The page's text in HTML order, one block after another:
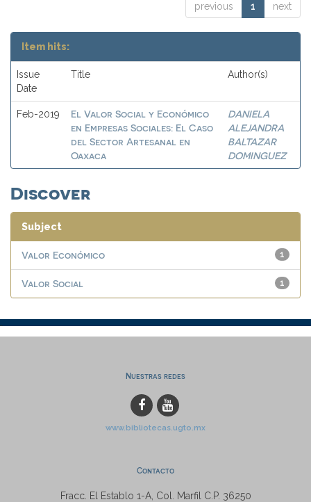
previous 1 next
Item hits:
Issue
Date
Title Author(s)
Feb-2019
El Valor Social y Económico
en Empresas Sociales: El Caso
del Sector Artesanal en
Oaxaca
DANIELA
ALEJANDRA
BALTAZAR
DOMINGUEZ
Discover
Subject
1
Valor Económico
1
Valor Social
Nuestras redes
www.bibliotecas.ugto.mx
Contacto
Fracc. El Establo 1-A, Col. Marfil C.P. 36250